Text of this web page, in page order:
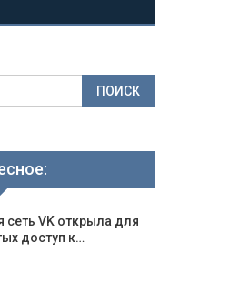
сеть VK открыла для
доступ к…